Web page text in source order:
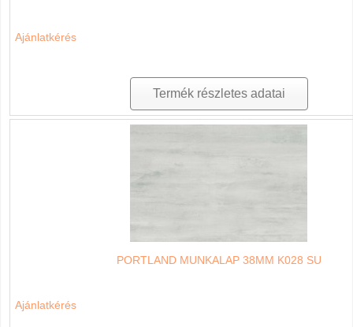
Ajánlatkérés
Termék részletes adatai
PORTLAND MUNKALAP 38MM K028 SU
Ajánlatkérés